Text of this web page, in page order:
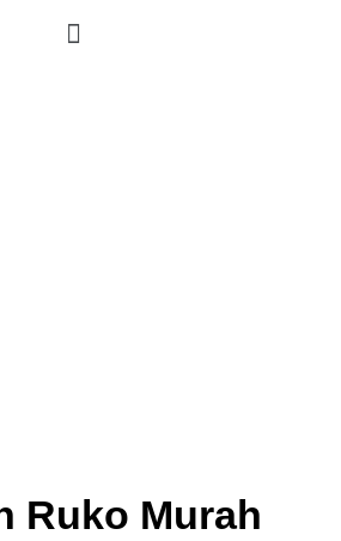
Ruko Murah